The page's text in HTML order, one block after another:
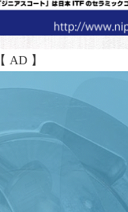
【 AD 】